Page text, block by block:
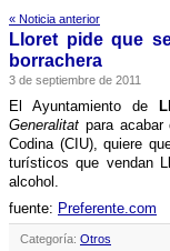
« Noticia anterior
Lloret pide que
borrachera
3 de septiembre de 2011
El Ayuntamiento de
Generalitat para
Codina (CIU), quiere
turí­sticos que vendan
alcohol.
fuente: Preferente.com
Categoría: Otros